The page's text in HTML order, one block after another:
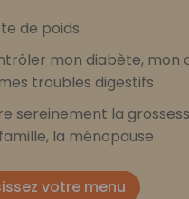
de poids
mon diabète, mon
troubles digestifs
sereinement la
la ménopause
votre menu